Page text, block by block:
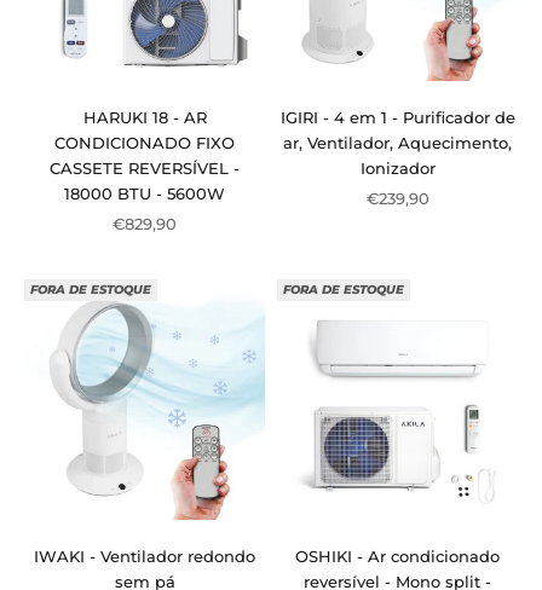
HARUKI 18 - AR
CONDICIONADO FIXO
CASSETE REVERSÍVEL -
18000 BTU - 5600W
Preço de venda
€829,90
IGIRI - 4 em 1 - Purificador de
ar, Ventilador, Aquecimento,
Ionizador
Preço de venda
€239,90
FORA DE ESTOQUE
IWAKI - Ventilador redondo
sem pá
FORA DE ESTOQUE
OSHIKI - Ar condicionado
reversível - Mono split -